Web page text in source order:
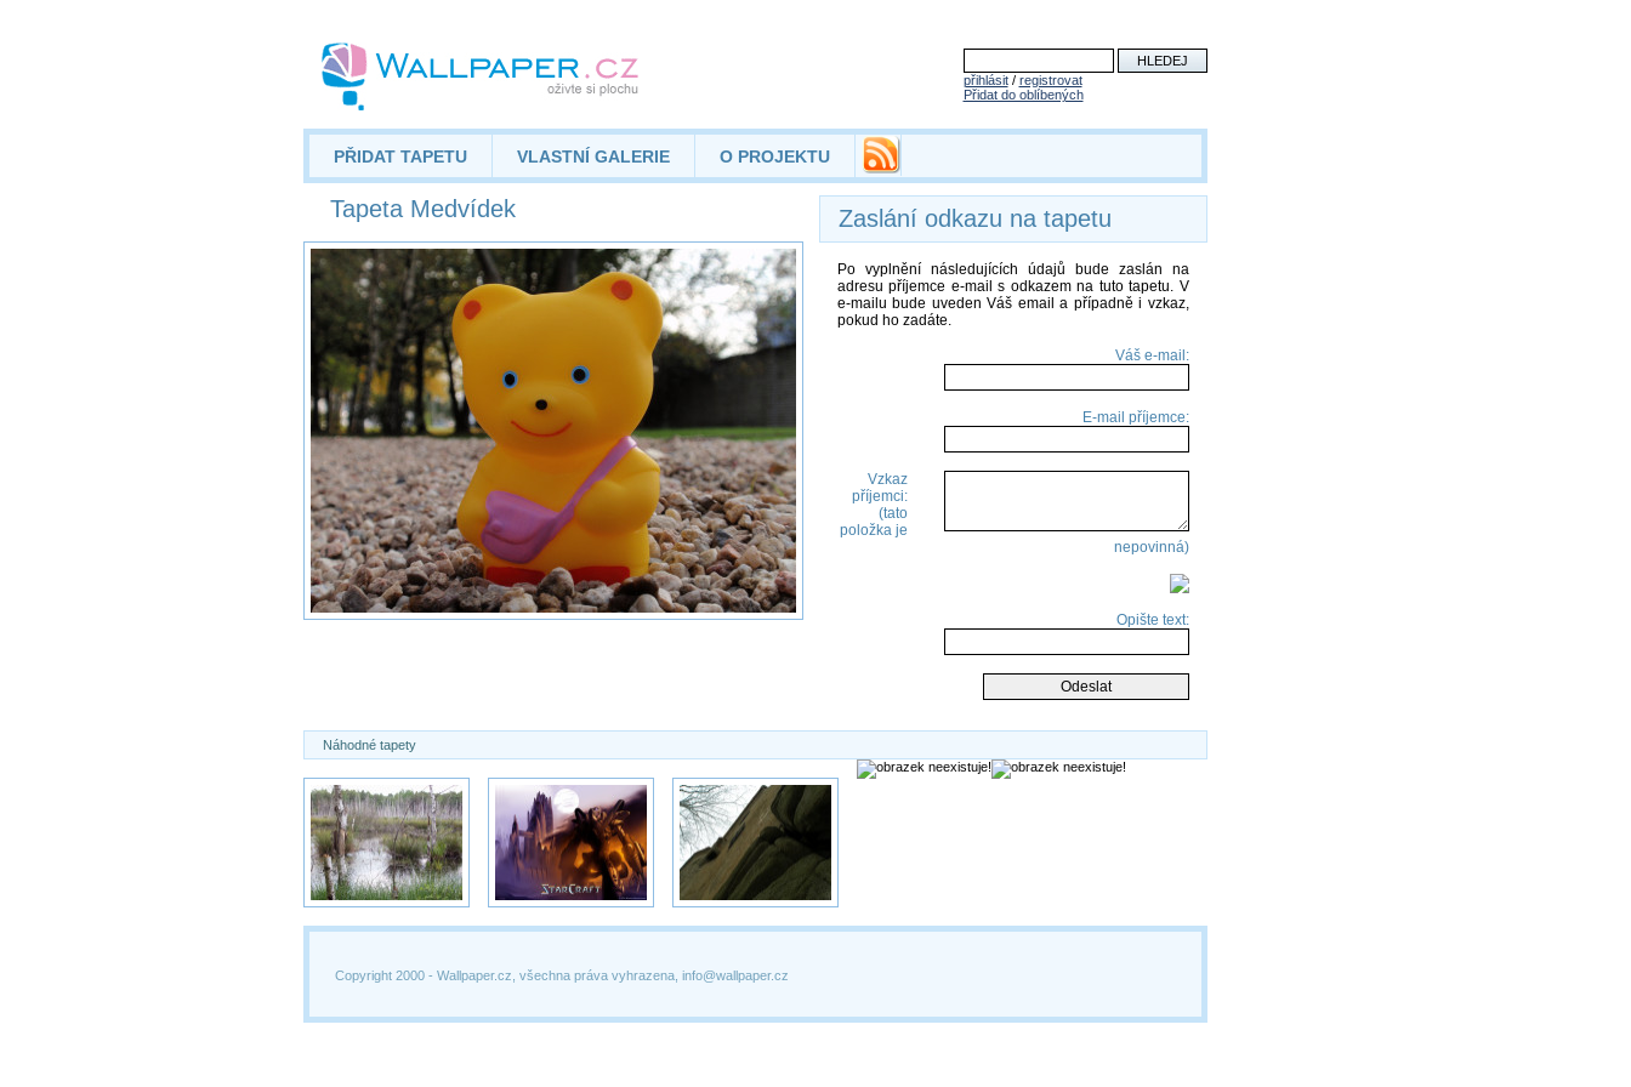
přihlásit/ registrovat
Přidat do oblíbených
PŘIDAT TAPETU VLASTNÍ GALERIE O PROJEKTU
Tapeta Medvídek Zaslání odkazu na tapetu
Po vyplnění následujících údajů bude zaslán na
adresu příjemce e-mail s odkazem na tuto tapetu. V
e-mailu bude uveden Váš email a případně i vzkaz,
pokud ho zadáte.
Váš e-mail:
E-mail příjemce:
Vzkaz
příjemci:
(tato
položka je
nepovinná)
Opište text:
Náhodné tapety
Copyright 2000 - Wallpaper.cz, všechna práva vyhrazena, info@wallpaper.cz